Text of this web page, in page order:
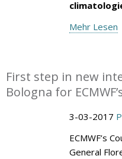
Mehr Lesen
First step in new
Bologna for
3-03-2017
ECMWF’s
General